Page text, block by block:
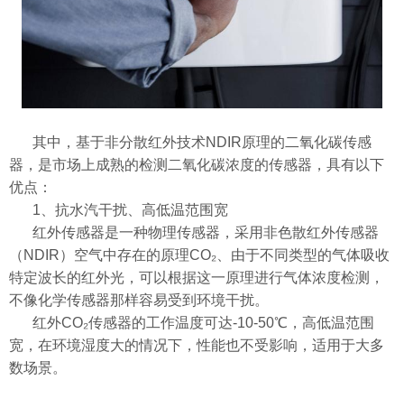
其中，基于非分散红外技术NDIR原理的二氧化碳传感
器，是市场上成熟的检测二氧化碳浓度的传感器，具有以下
优点：
1、抗水汽干扰、高低温范围宽
红外传感器是一种物理传感器，采用非色散红外传感器
（NDIR）空气中存在的原理CO₂、由于不同类型的气体吸收
特定波长的红外光，可以根据这一原理进行气体浓度检测，
不像化学传感器那样容易受到环境干扰。
红外CO₂传感器的工作温度可达-10-50℃，高低温范围
宽，在环境湿度大的情况下，性能也不受影响，适用于大多
数场景。